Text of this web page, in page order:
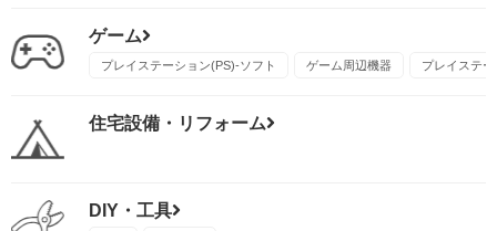
ゲーム
プレイステーション(PS)-ソフト ゲーム周辺機器 プレイステ
住宅設備・リフォーム
DIY・工具